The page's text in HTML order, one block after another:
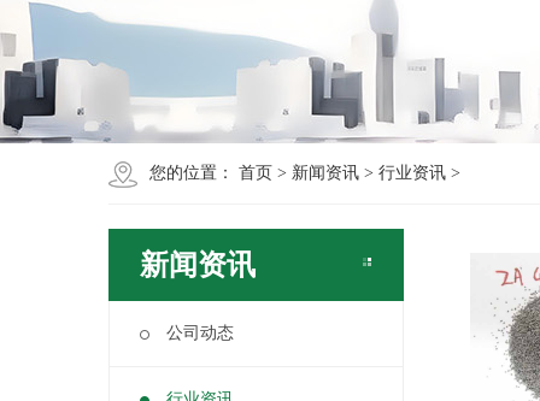
您的位置： 首页 > 新闻资讯 > 行业资讯 >
新闻资讯
公司动态